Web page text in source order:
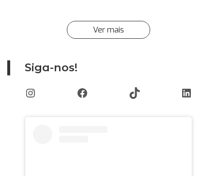
Ver mais
Siga-nos!
InstagramFacebook TikTok